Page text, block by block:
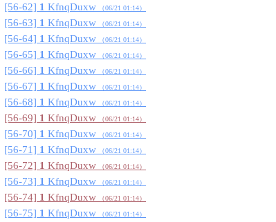
[56-62] 1 KfnqDuxw （06/21 01:14）
[56-63] 1 KfnqDuxw （06/21 01:14）
[56-64] 1 KfnqDuxw （06/21 01:14）
[56-65] 1 KfnqDuxw （06/21 01:14）
[56-66] 1 KfnqDuxw （06/21 01:14）
[56-67] 1 KfnqDuxw （06/21 01:14）
[56-68] 1 KfnqDuxw （06/21 01:14）
[56-69] 1 KfnqDuxw （06/21 01:14）
[56-70] 1 KfnqDuxw （06/21 01:14）
[56-71] 1 KfnqDuxw （06/21 01:14）
[56-72] 1 KfnqDuxw （06/21 01:14）
[56-73] 1 KfnqDuxw （06/21 01:14）
[56-74] 1 KfnqDuxw （06/21 01:14）
[56-75] 1 KfnqDuxw （06/21 01:14）